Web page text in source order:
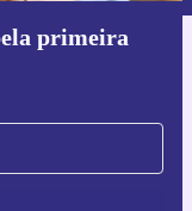
primeira
refurbed